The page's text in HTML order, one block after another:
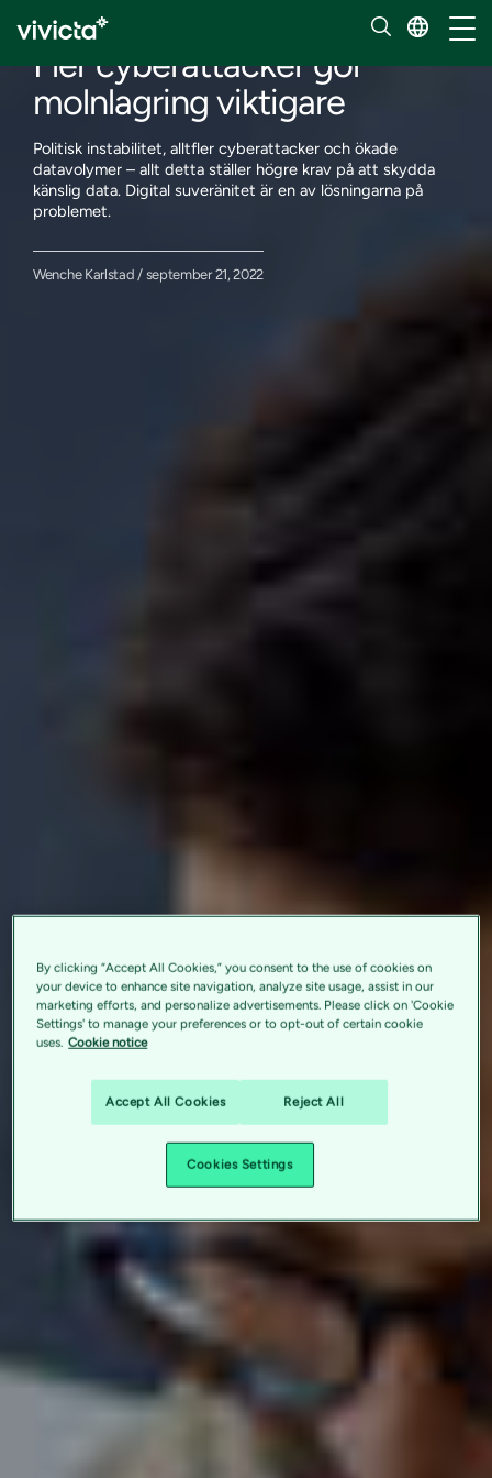
Fler cyberattacker gör
molnlagring viktigare
Politisk instabilitet, alltfler cyberattacker och ökade
datavolymer – allt detta ställer högre krav på att skydda
känslig data. Digital suveränitet är en av lösningarna på
problemet.
Wenche Karlstad / september 21, 2022
By clicking “Accept All Cookies,” you consent to the use of cookies on
your device to enhance site navigation, analyze site usage, assist in our
marketing efforts, and personalize advertisements. Please click on 'Cookie
Settings' to manage your preferences or to opt-out of certain cookie
uses. Cookie notice
Accept All Cookies Reject All
Cookies Settings